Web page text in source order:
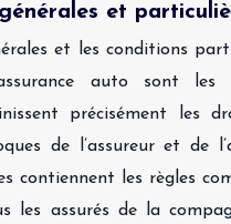
et
et les conditions
auto sont les
précisément les
de l’assureur et de
contiennent les règles
les assurés de la